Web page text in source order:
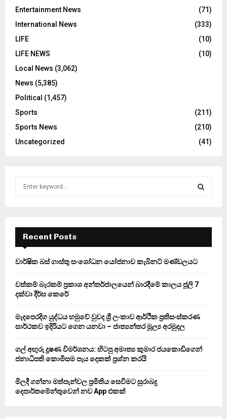
Entertainment News
(71)
International News
(333)
LIFE
(10)
LIFE NEWS
(10)
Local News (3,062)
News (5,385)
Political (1,457)
Sports
(211)
Sports News
(210)
Uncategorized
(41)
f
r
E
A
Recent Posts
වාර්ෂික බස් ගාස්තු සංශෝධන යෝජනාව කැබිනට් මණ්ඩලයට
වත්කම් බැරකම් ප්‍රකාශ අන්තර්ජාලයෙන් බාරදීමේ කාලය ජූලි 7
දක්වා දීර්ඝ කෙරේ
මැදපෙරදිග යුද්ධය හමුවේ වුවද ශ්‍රී ලංකාව ආර්ථික ප්‍රතිසංස්කරණ
සාර්ථකව ඉදිරියට ගෙන යනවා – ජාත්‍යන්තර මූල්‍ය අරමුදල
ගල් අඟුරු දූෂණ විමර්ශනය: හිටපු අමාත්‍ය කුමාර ජයකොඩිගෙන්
ජනාධිපති කොමිසම පැය දෙකක් ප්‍රශ්න කරයි
මිලදී ගන්නා මත්පැන්වල ප්‍රමිතිය සෙවීමට සුරාබදු
දෙපාර්තමේන්තුවෙන් නව App එකක්